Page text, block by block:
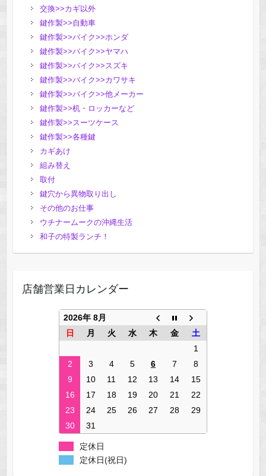
交換>>カギ以外
鍵作製>>自動車
鍵作製>>バイク>>ホンダ
鍵作製>>バイク>>ヤマハ
鍵作製>>バイク>>スズキ
鍵作製>>バイク>>カワサキ
鍵作製>>バイク>>他メーカー
鍵作製>>机・ロッカーなど
鍵作製>>スーツケース
鍵作製>>各種鍵
カギあけ
組み替え
取付
鍵穴から異物取り出し
その他のお仕事
ウチナームークの沖縄生活
和子の特製ランチ！
店舗営業日カレンダー
2026年 8月
日
月 火 水 木 金
土
1
2
3 4 5 6 7
8
9
10 11 12 13 14
15
16
17 18 19 20 21
22
23
24 25 26 27 28
29
30
31
定休日
定休日(祝日)